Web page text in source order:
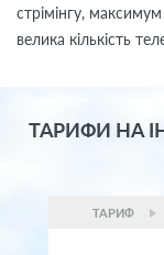
стрімінгу,
велика кількість
ТАРИФИ НА
ТАРИФ